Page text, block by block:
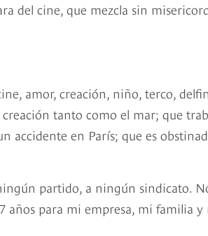
del cine, que mezcla sin
amor, creación, niño, terco,
tanto como el mar; que
accidente en París; que es
partido, a ningún sindicato.
años para mi empresa, mi familia y